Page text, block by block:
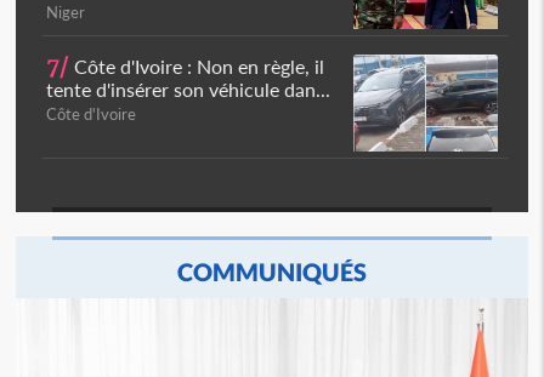
Niger
7/ Côte d'Ivoire : Non en règle, il
tente d'insérer son véhicule dan...
Côte d'Ivoire
COMMUNIQUÉS